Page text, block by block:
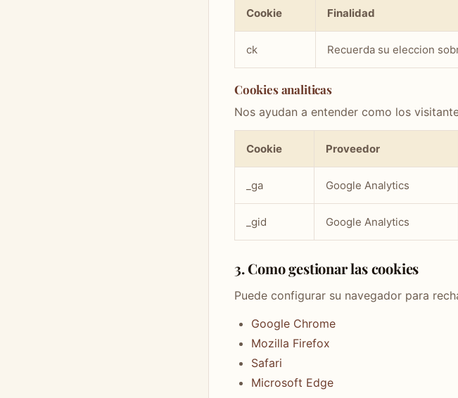
Cookie Finalidad
ck Recuerda su eleccion
Cookies analiticas
Nos ayudan a entender como los
Cookie Proveedor
_ga Google Analytics
_gid Google Analytics
3. Como gestionar las cookies
Puede configurar su navegador para
Google Chrome
Mozilla Firefox
Safari
Microsoft Edge